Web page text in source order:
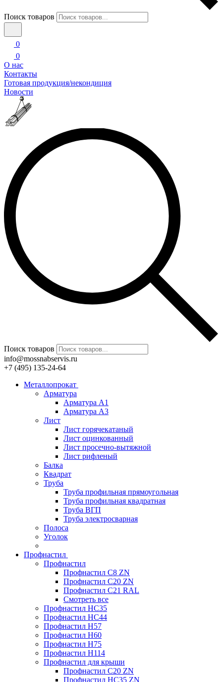
Поиск товаров
0
0
О нас
Контакты
Готовая продукция/некондиция
Новости
Поиск товаров
info@mossnabservis.ru
+7 (495) 135-24-64
Металлопрокат
Арматура
Арматура А1
Арматура А3
Лист
Лист горячекатаный
Лист оцинкованный
Лист просечно-вытяжной
Лист рифленый
Балка
Квадрат
Труба
Труба профильная прямоугольная
Труба профильная квадратная
Труба ВГП
Труба электросварная
Полоса
Уголок
Профнастил
Профнастил
Профнастил С8 ZN
Профнастил С20 ZN
Профнастил С21 RAL
Смотреть все
Профнастил HC35
Профнастил HC44
Профнастил H57
Профнастил H60
Профнастил H75
Профнастил H114
Профнастил для крыши
Профнастил С20 ZN
Профнастил НС35 ZN